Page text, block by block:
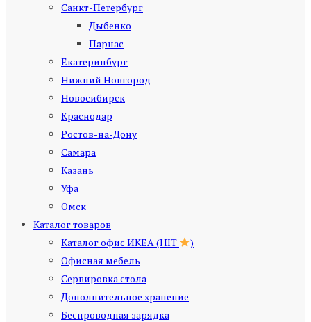
Санкт-Петербург
Дыбенко
Парнас
Екатеринбург
Нижний Новгород
Новосибирск
Краснодар
Ростов-на-Дону
Самара
Казань
Уфа
Омск
Каталог товаров
Каталог офис ИКЕА (HIT
)
Офисная мебель
Сервировка стола
Дополнительное хранение
Беспроводная зарядка